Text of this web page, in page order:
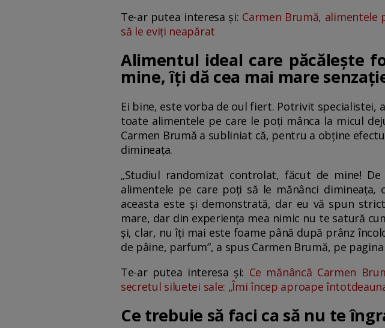
Te-ar putea interesa și: Carmen Brumă,
să le eviți neapărat
Alimentul ideal care păcălește
mine, îți dă cea mai mare
Ei bine, este vorba de oul fiert. Potrivit specialistei,
toate alimentele pe care le poți mânca la micul
Carmen Brumă a subliniat că, pentru a obține
dimineața.
„Studiul randomizat controlat, făcut de mine!
alimentele pe care poți să le mănânci
aceasta este și demonstrată, dar eu vă spun
mare, dar din experiența mea nimic nu te satură
și, clar, nu îți mai este foame până după prânz
de pâine, parfum”, a spus Carmen Brumă, pe
Te-ar putea interesa și: Ce mănâncă Carmen
secretul siluetei sale: „Îmi încep aproape
Ce trebuie să faci ca să nu te